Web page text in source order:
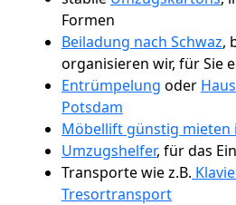
Formen
Beiladung nach Schwaz,
organisieren wir, für Sie
Entrümpelung oder
Potsdam
Möbellift günstig mieten
Umzugshelfer, für das
Transporte wie z.B.
Tresortransport